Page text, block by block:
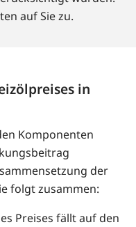
auf Sie zu.
in
Komponenten
der
folgt zusammen:
Preises fällt auf den